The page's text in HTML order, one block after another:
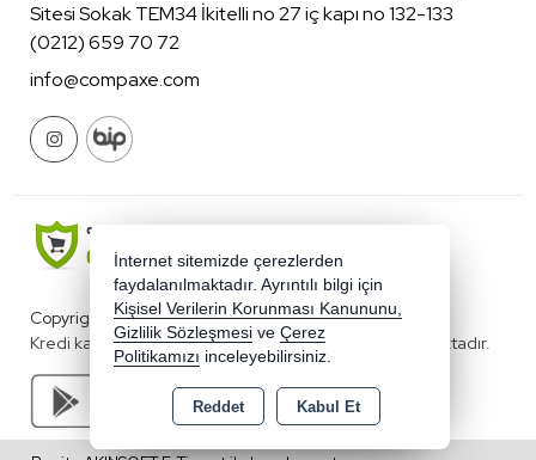
Sitesi Sokak TEM34 İkitelli no 27 iç kapı no 132-133
(0212) 659 70 72
info@compaxe.com
Copyright 2026 compaxe.com - Tüm hakları saklıdır.
Kredi kartı bilgileriniz 256bit SSL sertifikası ile korunmaktadır.
İnternet sitemizde çerezlerden
faydalanılmaktadır. Ayrıntılı bilgi için
Kişisel Verilerin Korunması Kanununu,
Gizlilik Sözleşmesi veÇerez
Politikamızı inceleyebilirsiniz.
Reddet Kabul Et